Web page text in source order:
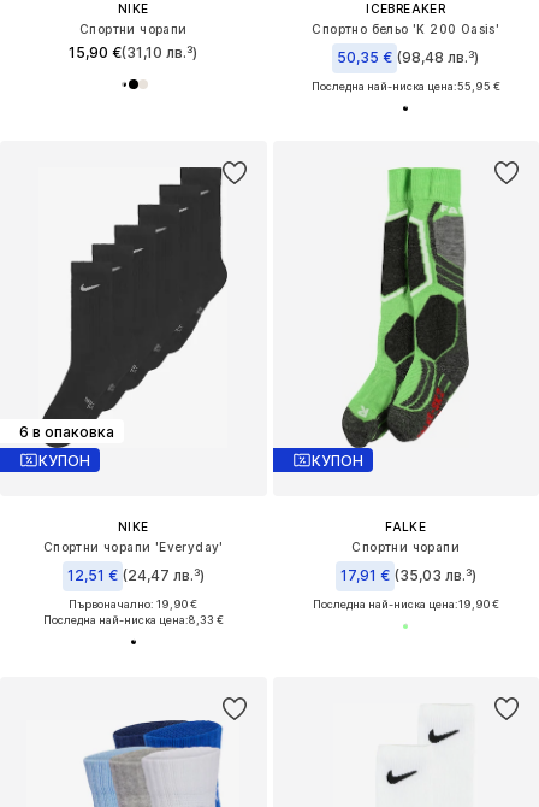
NIKE
Спортни чорапи
15,90 €(31,10 лв.³)
ICEBREAKER
Спортно бельо 'K 200 Oasis'
50,35 € (98,48 лв.³)
Последна най-ниска цена:55,95 €
6 в опаковка
КУПОН
NIKE
Спортни чорапи 'Everyday'
12,51 € (24,47 лв.³)
Първоначално: 19,90 €
Последна най-ниска цена:8,33 €
КУПОН
FALKE
Спортни чорапи
17,91 € (35,03 лв.³)
Последна най-ниска цена:19,90 €